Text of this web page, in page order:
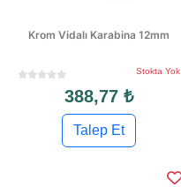
Krom Vidalı Karabina 12mm
Stokta Yok
388,77 ₺
Talep Et